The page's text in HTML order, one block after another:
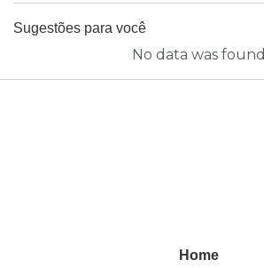
Sugestões para você
No data was found
Home